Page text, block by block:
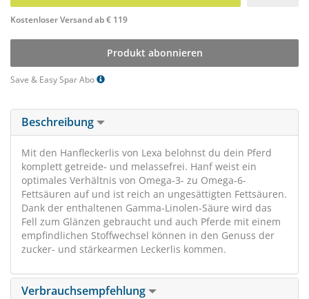
Kostenloser Versand ab € 119
Produkt abonnieren
Save & Easy Spar Abo
Beschreibung
Mit den Hanfleckerlis von Lexa belohnst du dein Pferd
komplett getreide- und melassefrei. Hanf weist ein
optimales Verhältnis von Omega-3- zu Omega-6-
Fettsäuren auf und ist reich an ungesättigten Fettsäuren.
Dank der enthaltenen Gamma-Linolen-Säure wird das
Fell zum Glänzen gebraucht und auch Pferde mit einem
empfindlichen Stoffwechsel können in den Genuss der
zucker- und stärkearmen Leckerlis kommen.
Verbrauchsempfehlung